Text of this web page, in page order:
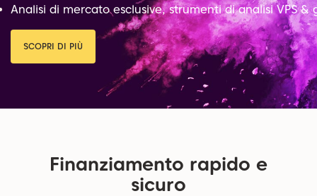
Analisi di mercato esclusive, strumenti di analisi VPS &
SCOPRI DI PIÙ
Finanziamento rapido e
sicuro